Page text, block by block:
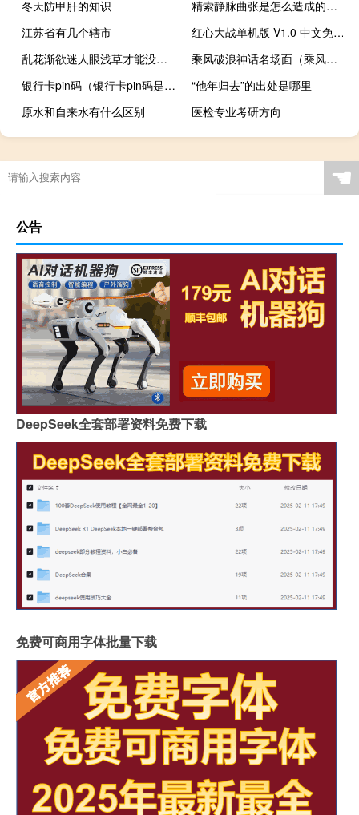
冬天防甲肝的知识
精索静脉曲张是怎么造成的（精索静脉曲张是什么原因导致的）
江苏省有几个辖市
红心大战单机版 V1.0 中文免费版（红心大战单机版 V1.0 中文免费版功能简介）
乱花渐欲迷人眼浅草才能没马蹄含义（乱花渐欲迷人眼浅草才能没马蹄）
乘风破浪神话名场面（乘风破浪 神话）
银行卡pin码（银行卡pin码是什么）
“他年归去”的出处是哪里
原水和自来水有什么区别
医检专业考研方向
☚
公告
DeepSeek全套部署资料免费下载
免费可商用字体批量下载